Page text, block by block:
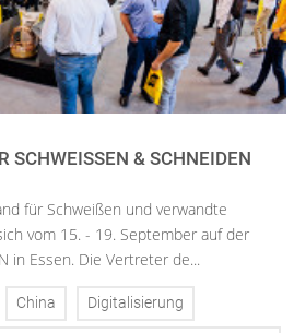
SCHWEISSEN & SCHNEIDEN
für Schweißen und verwandte
vom 15. - 19. September auf der
in Essen. Die Vertreter de...
China Digitalisierung